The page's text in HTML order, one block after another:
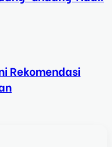
Rekomendasi